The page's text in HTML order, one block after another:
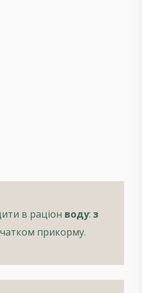
в раціон воду: з
прикорму.